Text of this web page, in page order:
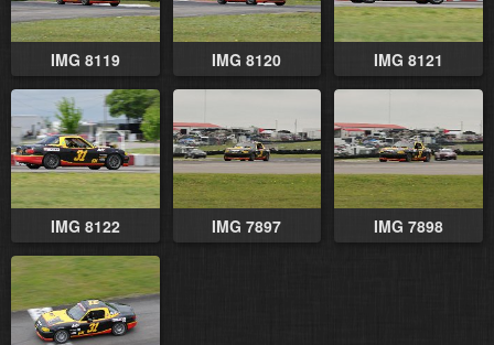
IMG 8119 IMG 8120 IMG 8121
IMG 8122 IMG 7897 IMG 7898